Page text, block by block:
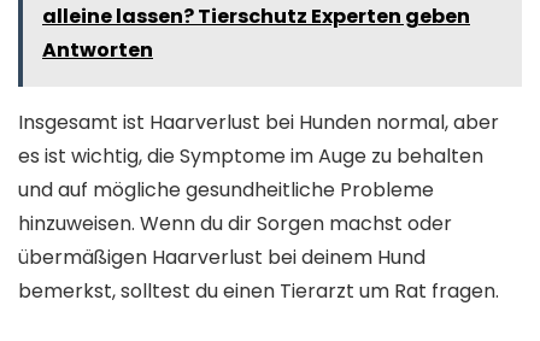
alleine lassen? Tierschutz Experten geben
Antworten
Insgesamt ist Haarverlust bei Hunden normal, aber
es ist wichtig, die Symptome im Auge zu behalten
und auf mögliche gesundheitliche Probleme
hinzuweisen. Wenn du dir Sorgen machst oder
übermäßigen Haarverlust bei deinem Hund
bemerkst, solltest du einen Tierarzt um Rat fragen.